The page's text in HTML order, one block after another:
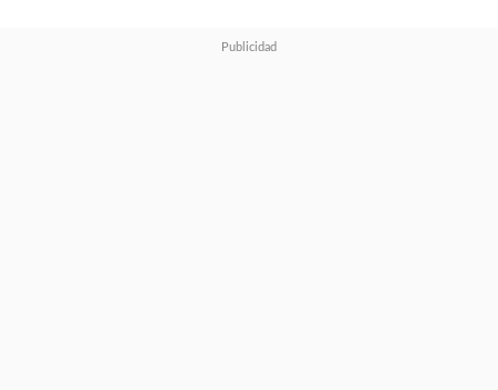
Mazmorras, Astro Note